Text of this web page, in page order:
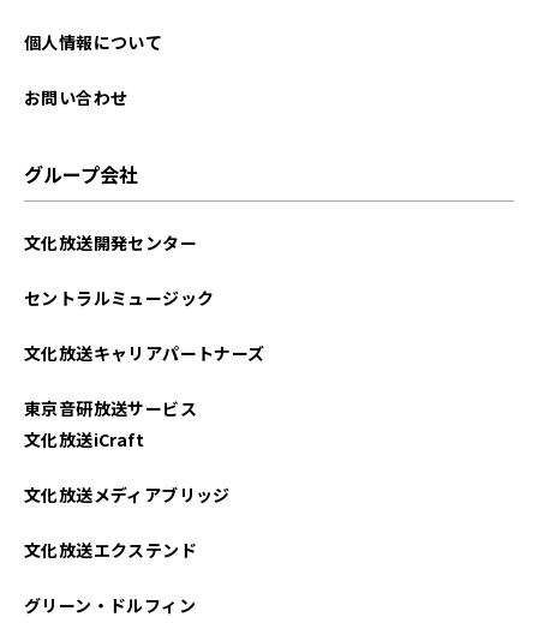
個人情報について
お問い合わせ
グループ会社
文化放送開発センター
セントラルミュージック
文化放送キャリアパートナーズ
東京音研放送サービス
文化放送iCraft
文化放送メディアブリッジ
文化放送エクステンド
グリーン・ドルフィン